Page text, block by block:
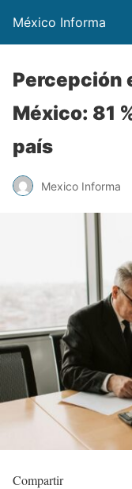
México Informa
Percepción
México: 81
país
Mexico Informa
Compartir